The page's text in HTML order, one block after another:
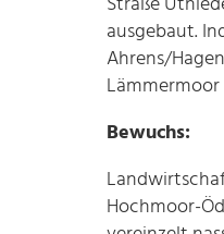
ausgebaut.
Ahrens/
Bewuchs:
Hochmoor-